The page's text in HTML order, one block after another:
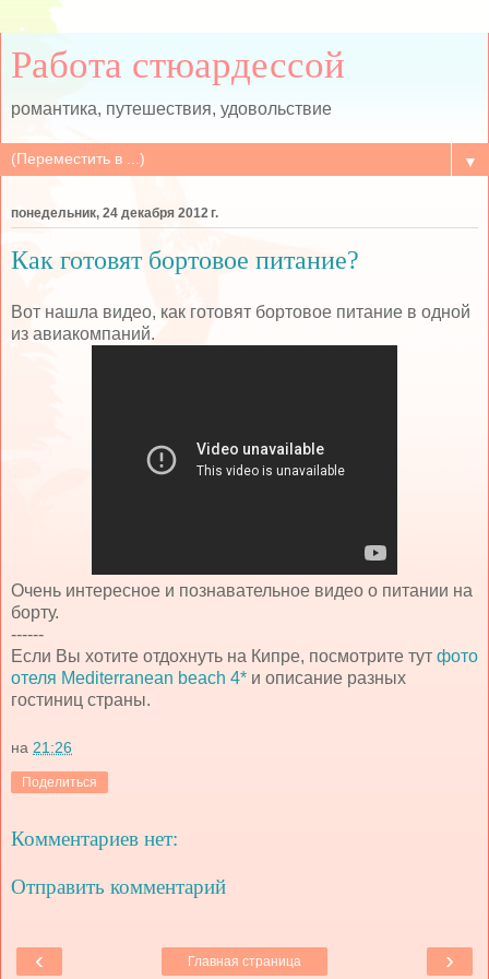
Работа стюардессой
романтика, путешествия, удовольствие
▼
понедельник, 24 декабря 2012 г.
Как готовят бортовое питание?
Вот нашла видео, как готовят бортовое питание в одной
из авиакомпаний.
Очень интересное и познавательное видео о питании на
борту.
------
Если Вы хотите отдохнуть на Кипре, посмотрите тут фото
отеля Mediterranean beach 4* и описание разных
гостиниц страны.
на 21:26
Поделиться
Комментариев нет:
Отправить комментарий
‹ ›
Главная страница